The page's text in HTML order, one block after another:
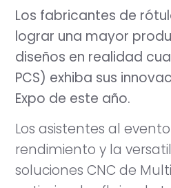
Los fabricantes de
lograr una mayor
diseños en realidad
PCS) exhiba sus
Expo de este año.
Los asistentes al
rendimiento y la
soluciones CNC de